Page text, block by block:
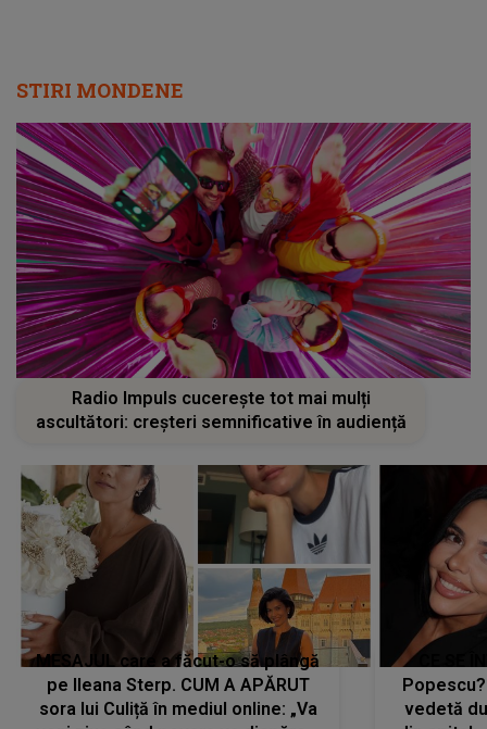
Radio Impuls cucerește tot mai mulți
ascultători: creșteri semnificative în audiență
MESAJUL care a făcut-o să plângă
pe Ileana Sterp. CUM A APĂRUT
sora lui Culiță în mediul online: „Va
veni ziua când povara va dispărea,
iar lacrimile...”
CE SE
vedetă
din